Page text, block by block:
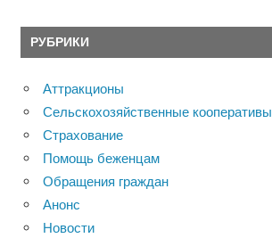
РУБРИКИ
Аттракционы
Сельскохозяйственные кооперативы
Страхование
Помощь беженцам
Обращения граждан
Анонс
Новости